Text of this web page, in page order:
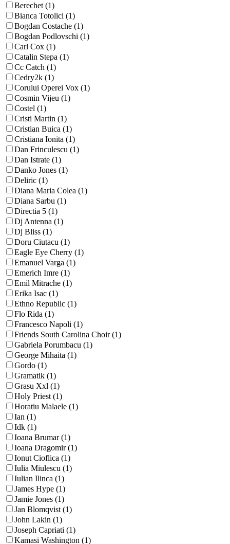
Berechet (1)
Bianca Totolici (1)
Bogdan Costache (1)
Bogdan Podlovschi (1)
Carl Cox (1)
Catalin Stepa (1)
Cc Catch (1)
Cedry2k (1)
Corului Operei Vox (1)
Cosmin Vijeu (1)
Costel (1)
Cristi Martin (1)
Cristian Buica (1)
Cristiana Ionita (1)
Dan Frinculescu (1)
Dan Istrate (1)
Danko Jones (1)
Deliric (1)
Diana Maria Colea (1)
Diana Sarbu (1)
Directia 5 (1)
Dj Antenna (1)
Dj Bliss (1)
Doru Ciutacu (1)
Eagle Eye Cherry (1)
Emanuel Varga (1)
Emerich Imre (1)
Emil Mitrache (1)
Erika Isac (1)
Ethno Republic (1)
Flo Rida (1)
Francesco Napoli (1)
Friends South Carolina Choir (1)
Gabriela Porumbacu (1)
George Mihaita (1)
Gordo (1)
Gramatik (1)
Grasu Xxl (1)
Holy Priest (1)
Horatiu Malaele (1)
Ian (1)
Idk (1)
Ioana Brumar (1)
Ioana Dragomir (1)
Ionut Cioflica (1)
Iulia Miulescu (1)
Iulian Ilinca (1)
James Hype (1)
Jamie Jones (1)
Jan Blomqvist (1)
John Lakin (1)
Joseph Capriati (1)
Kamasi Washington (1)